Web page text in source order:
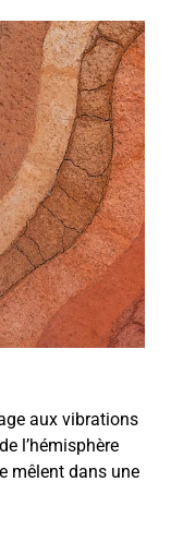
aux vibrations
l’hémisphère
mêlent dans une